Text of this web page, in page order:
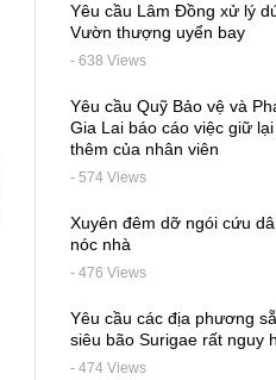
Yêu cầu Lâm Đồng xử lý
Vườn thượng uyển bay
- 638 Views
Yêu cầu Quỹ Bảo vệ và
Gia Lai báo cáo việc giữ
thêm của nhân viên
- 574 Views
Xuyên đêm dỡ ngói cứu
nóc nhà
- 476 Views
Yêu cầu các địa phương
siêu bão Surigae rất nguy
- 474 Views